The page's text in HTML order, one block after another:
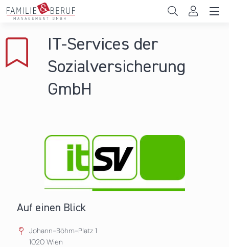
Direkt zum Inhalt
Gemeinden
Hochschulen
IT-Services der
Sozialversicherung
GmbH
Auf einen Blick
Johann-Böhm-Platz 1
1020 Wien